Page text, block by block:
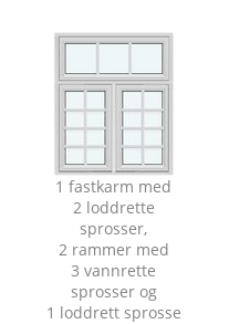
1 fastkarm med
2 loddrette
sprosser,
2 rammer med
3 vannrette
sprosser og
1 loddrett sprosse